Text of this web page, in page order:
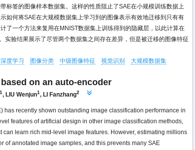
标签的图像样本数据集。这样的性质阻止了SAE在小规模训练数据上
如何将SAE在大规模数据集上学习到的图像表示有效地迁移到只有有
了一个方法来复用在MNIST数据集上训练得到的隐藏层，以此计算在
实验结果展示了尽管两个数据集之间存在差异，但是被迁移的图像特征
深度学习 图像分类 中级图像特征 视觉识别 大规模数据集
on an auto-encoder
1, LIU Wenjun1, LI Fanzhang2
has recently shown outstanding image classification performance in
features of artificial design in other image classification methods,
can learn rich mid-level image features. However, estimating millions
of annotated image samples, and this prevents many SAE